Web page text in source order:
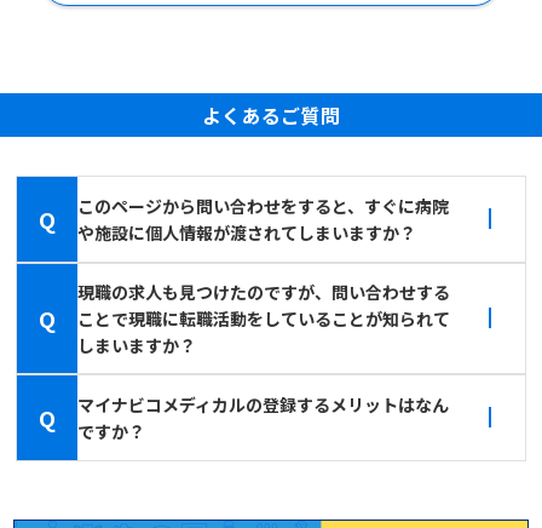
よくあるご質問
Q
このページから問い合わせをすると、すぐに病院
や施設に個人情報が渡されてしまいますか？
Q
現職の求人も見つけたのですが、問い合わせする
ことで現職に転職活動をしていることが知られて
しまいますか？
Q
マイナビコメディカルの登録するメリットはなん
ですか？